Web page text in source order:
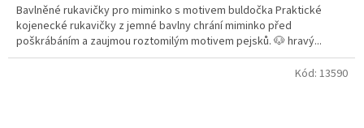
Bavlněné rukavičky pro miminko s motivem buldočka Praktické
kojenecké rukavičky z jemné bavlny chrání miminko před
poškrábáním a zaujmou roztomilým motivem pejsků. 🐶 hravý...
Kód: 13590